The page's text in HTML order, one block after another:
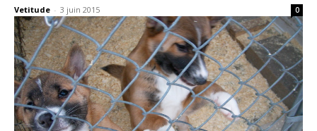
Vetitude - 3 juin 2015 0